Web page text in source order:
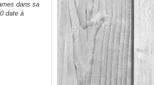
dans sa
date à